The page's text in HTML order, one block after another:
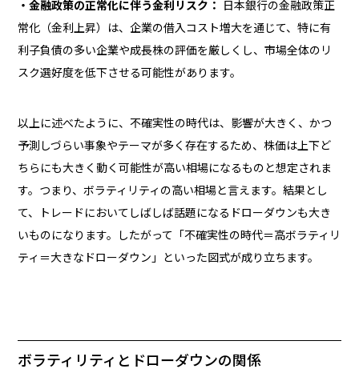
・金融政策の正常化に伴う金利リスク：
日本銀行の金融政策正
常化（金利上昇）は、企業の借入コスト増大を通じて、特に有
利子負債の多い企業や成長株の評価を厳しくし、市場全体のリ
スク選好度を低下させる可能性があります。
以上に述べたように、不確実性の時代は、影響が大きく、かつ
予測しづらい事象やテーマが多く存在するため、株価は上下ど
ちらにも大きく動く可能性が高い相場になるものと想定されま
す。つまり、ボラティリティの高い相場と言えます。結果とし
て、トレードにおいてしばしば話題になるドローダウンも大き
いものになります。したがって「不確実性の時代＝高ボラティリ
ティ＝大きなドローダウン」といった図式が成り立ちます。
ボラティリティとドローダウンの関係